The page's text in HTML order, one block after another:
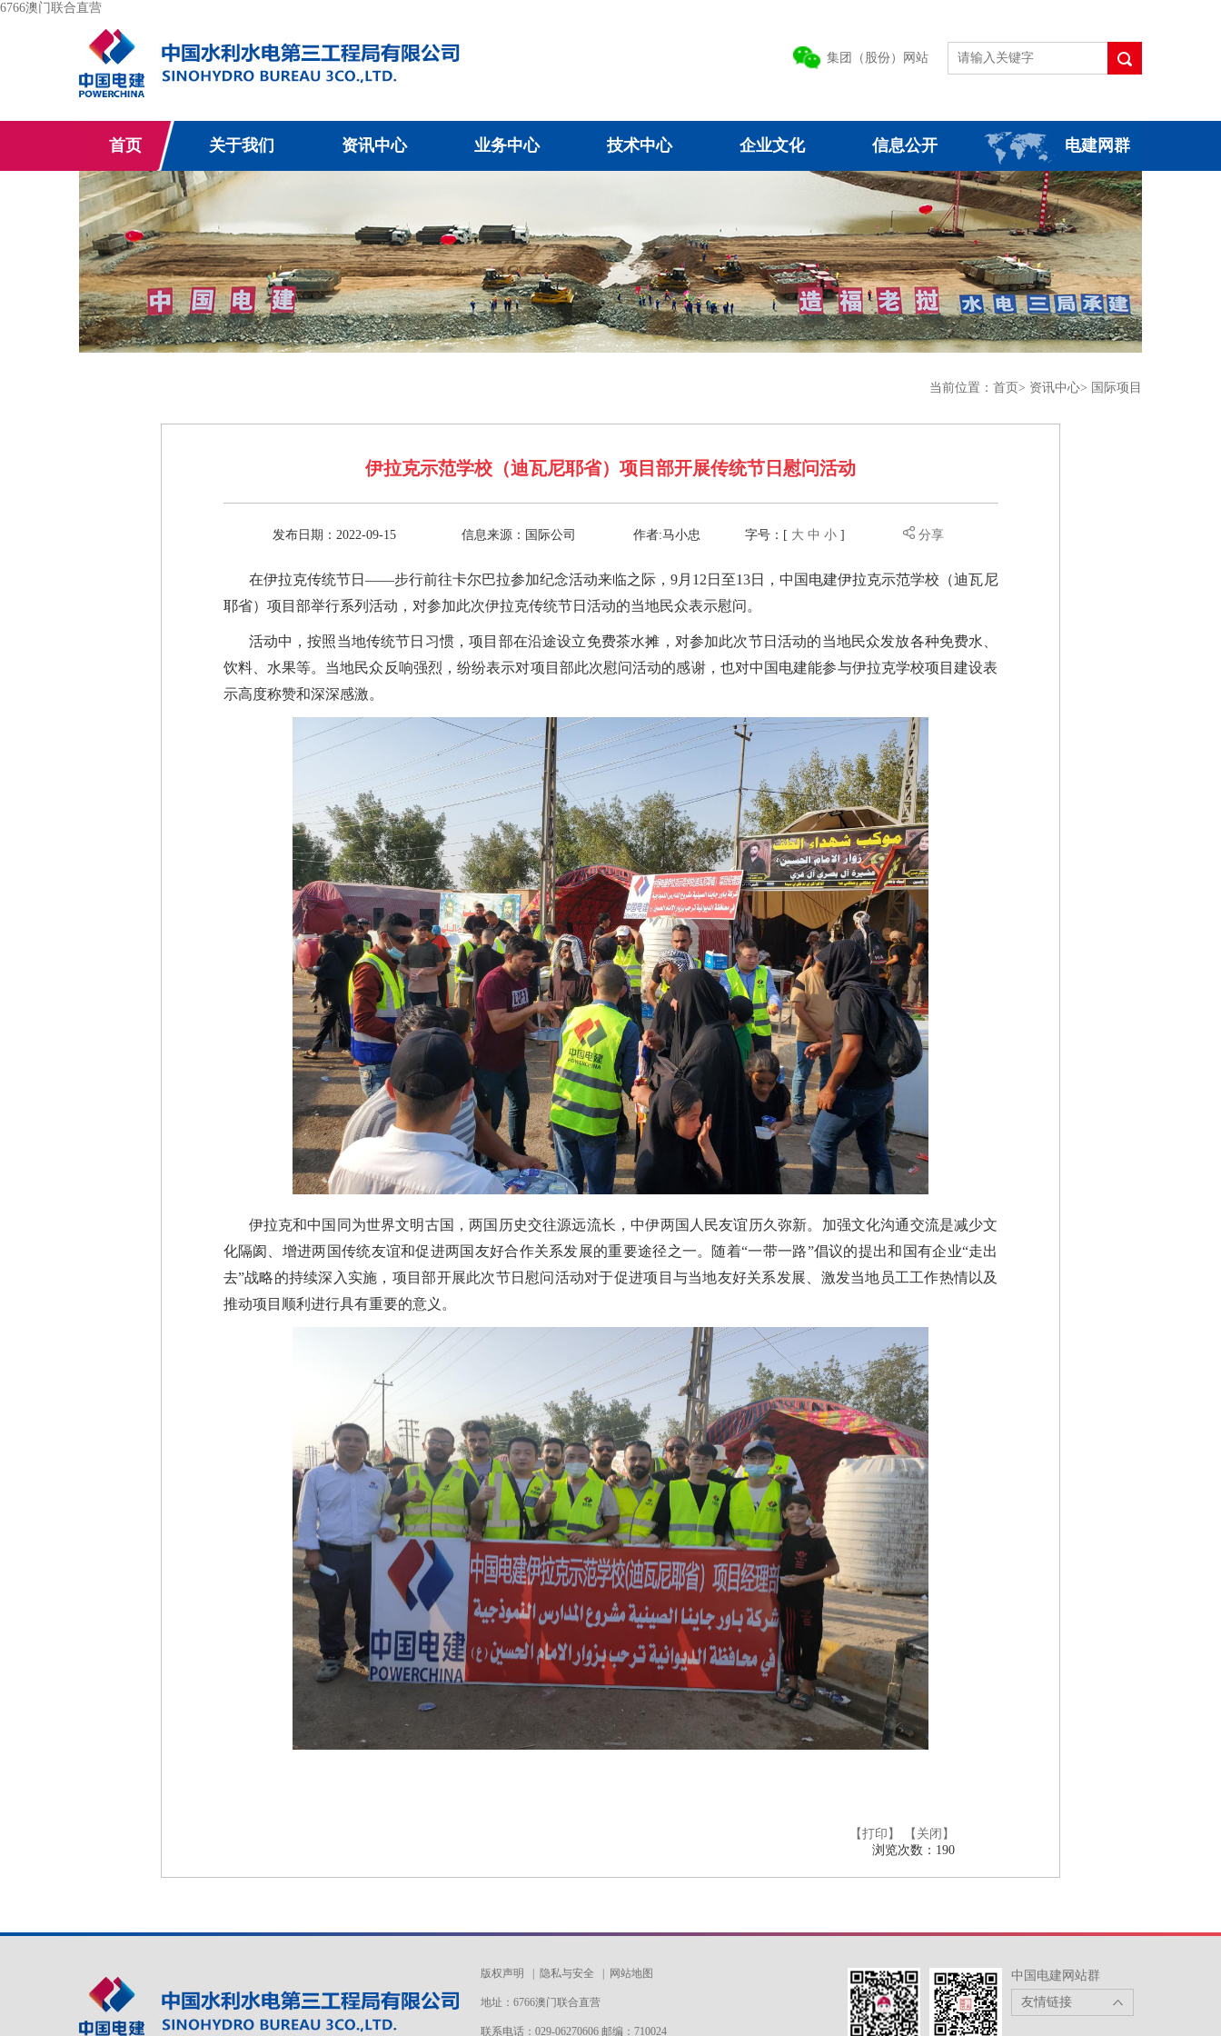
6766澳门联合直营
集团（股份）网站
首页 关于我们 资讯中心 业务中心 技术中心 企业文化 信息公开 电建网群
当前位置： 首页 > 资讯中心> 国际项目
伊拉克示范学校（迪瓦尼耶省）项目部开展传统节日慰问活动
发布日期：2022-09-15 信息来源： 国际公司 作者:马小忠 字号：[ 大 中 小 ] 分享
在伊拉克传统节日——步行前往卡尔巴拉参加纪念活动来临之际，9月12日至13日，中国电建伊拉克示范学校（迪瓦尼
耶省）项目部举行系列活动，对参加此次伊拉克传统节日活动的当地民众表示慰问。
活动中，按照当地传统节日习惯，项目部在沿途设立免费茶水摊，对参加此次节日活动的当地民众发放各种免费水、
饮料、水果等。当地民众反响强烈，纷纷表示对项目部此次慰问活动的感谢，也对中国电建能参与伊拉克学校项目建设表
示高度称赞和深深感激。
伊拉克和中国同为世界文明古国，两国历史交往源远流长，中伊两国人民友谊历久弥新。加强文化沟通交流是减少文
化隔阂、增进两国传统友谊和促进两国友好合作关系发展的重要途径之一。随着“一带一路”倡议的提出和国有企业“走出
去”战略的持续深入实施，项目部开展此次节日慰问活动对于促进项目与当地友好关系发展、激发当地员工工作热情以及
推动项目顺利进行具有重要的意义。
【打印】
【关闭】
浏览次数： 190
版权声明 隐私与安全 网站地图
地址：6766澳门联合直营
联系电话：029-06270606 邮编：710024
中国电建网站群
友情链接